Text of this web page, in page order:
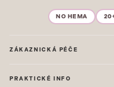
NO HEMA
ZÁKAZNICKÁ PÉČE
Časté dotazy
PRAKTICKÉ INFO